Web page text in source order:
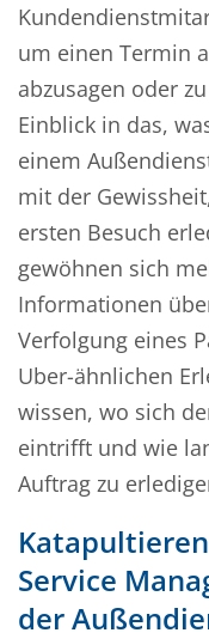
um einen Termin
abzusagen oder
Einblick in das,
einem
mit der
ersten Besuch
gewöhnen sich
Informationen
Verfolgung eines
Uber-ähnlichen
wissen, wo sich
eintrifft und wie
Auftrag zu
Service
der